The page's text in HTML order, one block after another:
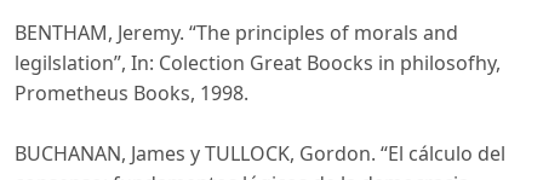
BENTHAM, Jeremy. “The principles of morals and
legilslation”, In: Colection Great Boocks in philosofhy,
Prometheus Books, 1998.
BUCHANAN, James y TULLOCK, Gordon. “El cálculo del